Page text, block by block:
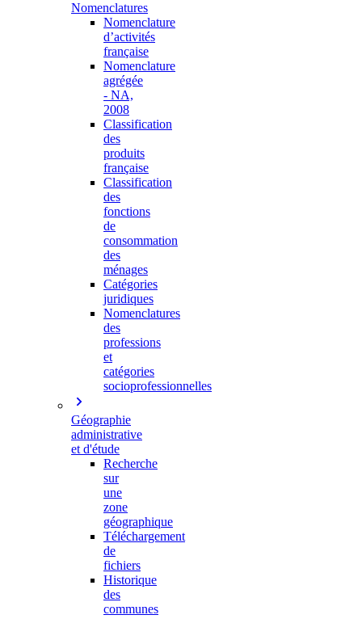
Nomenclatures
Nomenclature
d’activités
française
Nomenclature
agrégée
- NA,
2008
Classification
des
produits
française
Classification
des
fonctions
de
consommation
des
ménages
Catégories
juridiques
Nomenclatures
des
professions
et
catégories
socioprofessionnelles
Géographie
administrative
et d'étude
Recherche
sur
une
zone
géographique
Téléchargement
de
fichiers
Historique
des
communes